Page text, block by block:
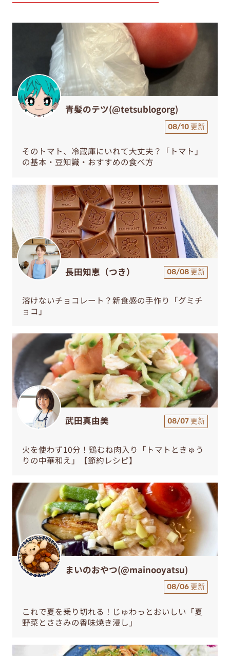
青髪のテツ(@tetsublogorg)
08/10 更新
そのトマト、冷蔵庫にいれて大丈夫？「トマト」
の基本・豆知識・おすすめの食べ方
長田知恵（つき） 08/08 更新
溶けないチョコレート？新食感の手作り「グミチ
ョコ」
武田真由美 08/07 更新
火を使わず10分！鶏むね肉入り「トマトときゅう
りの中華和え」【節約レシピ】
まいのおやつ(@mainooyatsu)
08/06 更新
これで夏を乗り切れる！じゅわっとおいしい「夏
野菜とささみの香味焼き浸し」